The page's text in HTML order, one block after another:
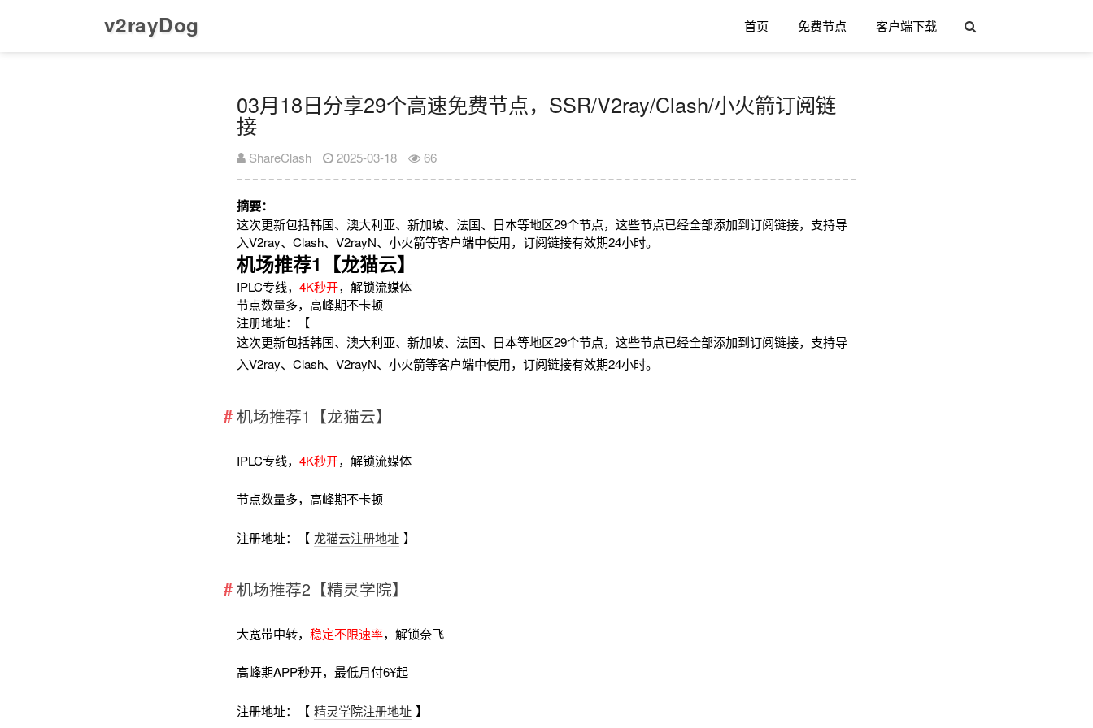
v2rayDog 首页 免费节点 客户端下载
03月18日分享29个高速免费节点，SSR/V2ray/Clash/小火箭订阅链
接
ShareClash 2025-03-18 66
摘要：
这次更新包括韩国、澳大利亚、新加坡、法国、日本等地区29个节点，这些节点已经全部添加到订阅链接，支持导
入V2ray、Clash、V2rayN、小火箭等客户端中使用，订阅链接有效期24小时。
机场推荐1【龙猫云】
IPLC专线，4K秒开，解锁流媒体
节点数量多，高峰期不卡顿
注册地址：【
这次更新包括韩国、澳大利亚、新加坡、法国、日本等地区29个节点，这些节点已经全部添加到订阅链接，支持导
入V2ray、Clash、V2rayN、小火箭等客户端中使用，订阅链接有效期24小时。
机场推荐1【龙猫云】
IPLC专线，4K秒开，解锁流媒体
节点数量多，高峰期不卡顿
注册地址：【 龙猫云注册地址 】
机场推荐2【精灵学院】
大宽带中转，稳定不限速率，解锁奈飞
高峰期APP秒开，最低月付6¥起
注册地址：【 精灵学院注册地址 】